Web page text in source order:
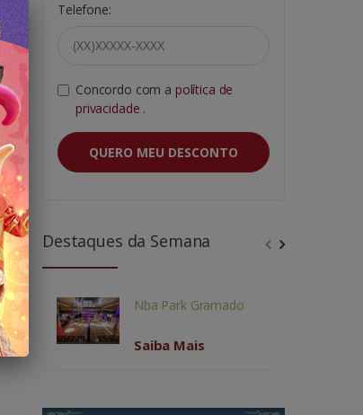
→
Telefone:
Concordo com a política de
privacidade .
QUERO MEU DESCONTO
Destaques da Semana
Nba Park Gramado
Saiba Mais